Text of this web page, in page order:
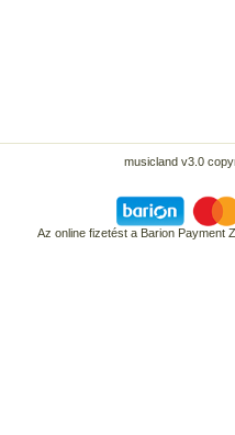
musicland v3.0
Az online fizetést a Barion Payment